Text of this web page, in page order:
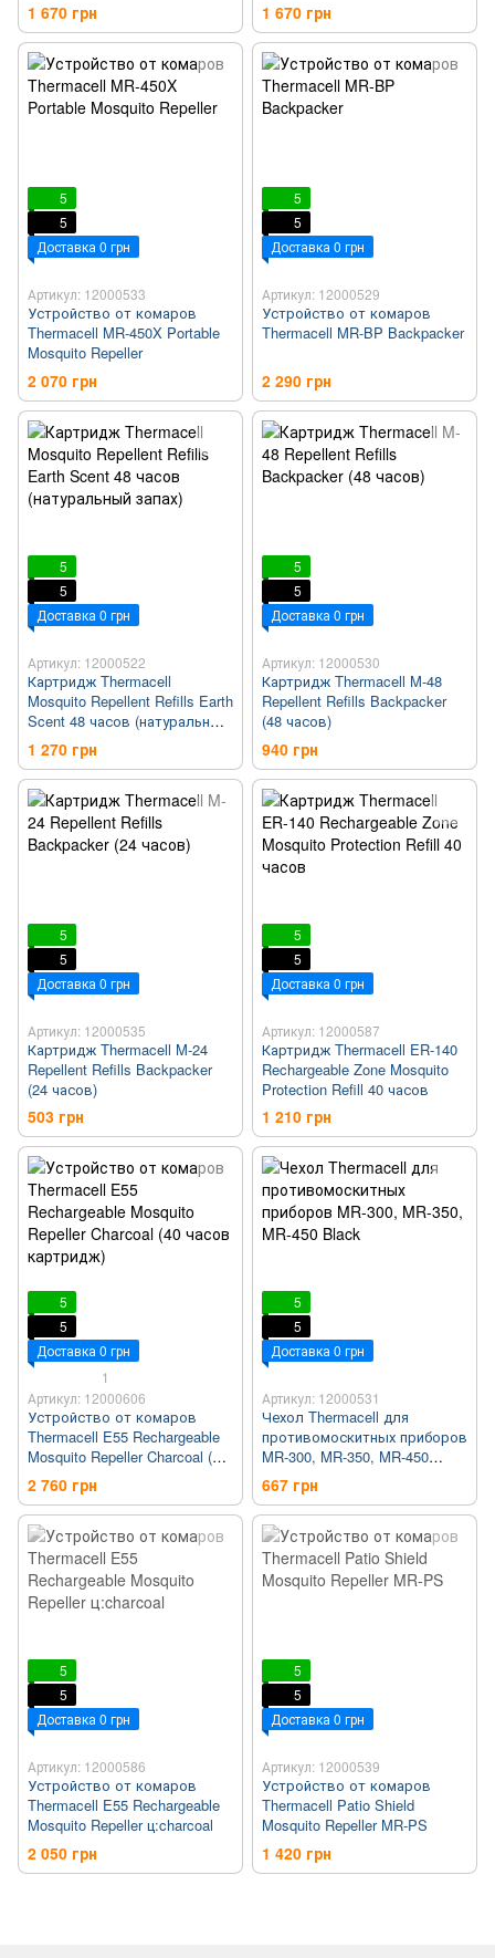
1 670 грн 1 670 грн
5
5
Доставка 0 грн
Артикул: 12000533
Устройство от комаров
Thermacell MR-450X Portable
Mosquito Repeller
2 070 грн
5
5
Доставка 0 грн
Артикул: 12000529
Устройство от комаров
Thermacell MR-BP Backpacker
2 290 грн
5
5
Доставка 0 грн
Артикул: 12000522
Картридж Thermacell
Mosquito Repellent Refills Earth
Scent 48 часов (натуральный
запах)
1 270 грн
5
5
Доставка 0 грн
Артикул: 12000530
Картридж Thermacell M-48
Repellent Refills Backpacker
(48 часов)
940 грн
5
5
Доставка 0 грн
Артикул: 12000535
Картридж Thermacell M-24
Repellent Refills Backpacker
(24 часов)
503 грн
5
5
Доставка 0 грн
Артикул: 12000587
Картридж Thermacell ER-140
Rechargeable Zone Mosquito
Protection Refill 40 часов
1 210 грн
5
5
Доставка 0 грн
1
Артикул: 12000606
Устройство от комаров
Thermacell E55 Rechargeable
Mosquito Repeller Charcoal (40
часов картридж)
2 760 грн
5
5
Доставка 0 грн
Артикул: 12000531
Чехол Thermacell для
противомоскитных приборов
MR-300, MR-350, MR-450
Black
667 грн
5
5
Доставка 0 грн
Артикул: 12000586
Устройство от комаров
Thermacell E55 Rechargeable
Mosquito Repeller ц:charcoal
2 050 грн
5
5
Доставка 0 грн
Артикул: 12000539
Устройство от комаров
Thermacell Patio Shield
Mosquito Repeller MR-PS
1 420 грн